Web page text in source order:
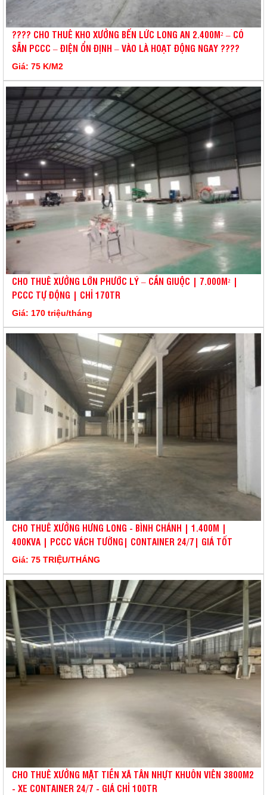
???? CHO THUÊ KHO XƯỞNG BẾN LỨC LONG AN 2.400M² – CÓ
SẴN PCCC – ĐIỆN ỔN ĐỊNH – VÀO LÀ HOẠT ĐỘNG NGAY ????
Giá: 75 K/M2
CHO THUÊ XƯỞNG LỚN PHƯỚC LÝ – CẦN GIUỘC | 7.000M² |
PCCC TỰ ĐỘNG | CHỈ 170TR
Giá: 170 triệu/tháng
CHO THUÊ XƯỞNG HƯNG LONG - BÌNH CHÁNH | 1.400M |
400KVA | PCCC VÁCH TƯỜNG| CONTAINER 24/7| GIÁ TỐT
Giá: 75 TRIỆU/THÁNG
CHO THUÊ XƯỞNG MẶT TIỀN XÃ TÂN NHỰT KHUÔN VIÊN 3800M2
- XE CONTAINER 24/7 - GIÁ CHỈ 100TR